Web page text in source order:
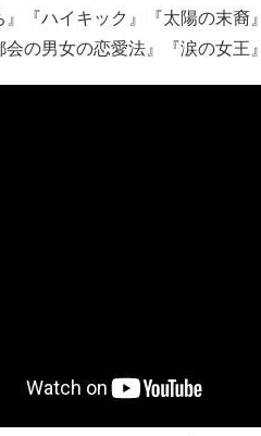
』『ハイキック』『太陽の末
の男女の恋愛法』『涙の女王』